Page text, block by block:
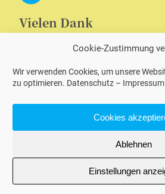
Cookie-Zustimmung
Wir verwenden Cookies, um unsere
zu optimieren. Datenschutz – Impressum
Cookies
Ablehnen
Einstellungen
Vielen Dank
© 2025 | Mengeder Saalbau
Datenschutz|Impressum